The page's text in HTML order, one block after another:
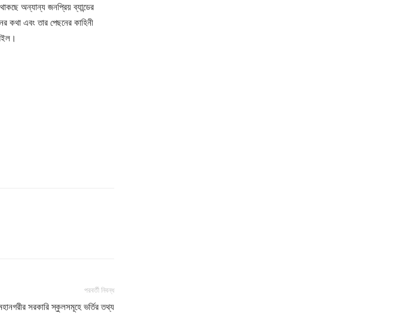
অন্যান্য জনপ্রিয় ব্যান্ডের
কথা এবং তার পেছনের কাহিনী
পরবর্তী নিবন্ধ
সরকারি স্কুলসমূহে ভর্তির তথ্য